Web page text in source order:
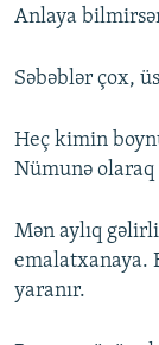
Anlaya
Səbəblər çox,
Heç kimin
Nümunə olaraq
Mən aylıq
emalatxanaya.
yaranır.